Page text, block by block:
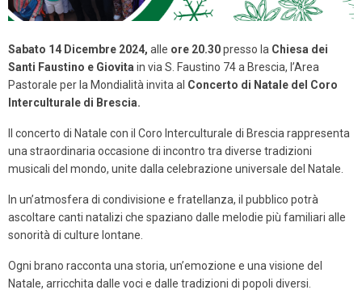
Sabato 14 Dicembre 2024, alle ore 20.30presso la Chiesa dei
Santi Faustino e Giovita in via S. Faustino 74 a Brescia, l’Area
Pastorale per la Mondialità invita al Concerto di Natale del Coro
Interculturale di Brescia.
Il concerto di Natale con il Coro Interculturale di Brescia rappresenta
una straordinaria occasione di incontro tra diverse tradizioni
musicali del mondo, unite dalla celebrazione universale del Natale.
In un’atmosfera di condivisione e fratellanza, il pubblico potrà
ascoltare canti natalizi che spaziano dalle melodie più familiari alle
sonorità di culture lontane.
Ogni brano racconta una storia, un’emozione e una visione del
Natale, arricchita dalle voci e dalle tradizioni di popoli diversi.